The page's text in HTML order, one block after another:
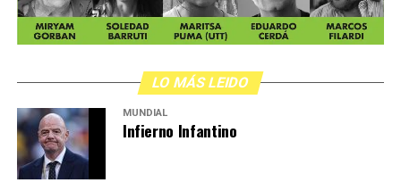
LO MÁS LEIDO
MUNDIAL
Infierno Infantino